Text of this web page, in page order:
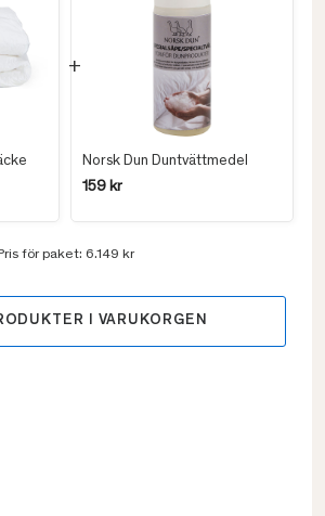
Norsk Dun Duntvättmedel
159 kr
för paket: 6.149 kr
I VARUKORGEN